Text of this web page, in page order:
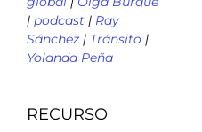
| podcast | Ray
Sánchez | Tránsito |
Yolanda Peña
RECURSO